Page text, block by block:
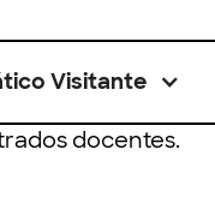
Visitante
docentes.